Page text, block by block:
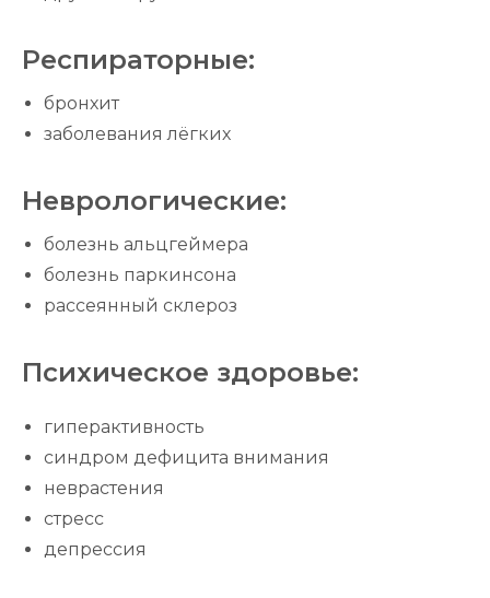
Респираторные:
бронхит
заболевания лёгких
Неврологические:
болезнь альцгеймера
болезнь паркинсона
рассеянный склероз
Психическое здоровье:
гиперактивность
синдром дефицита внимания
неврастения
стресс
депрессия